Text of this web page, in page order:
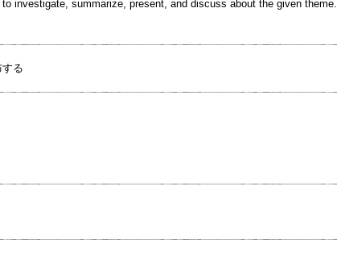
investigate, summarize, present, and discuss about the given theme.
る